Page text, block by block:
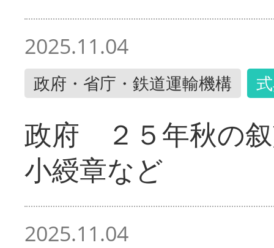
2025.11.04
政府・省庁・鉄道運輸機構
政府 ２５年秋の
小綬章など
2025.11.04